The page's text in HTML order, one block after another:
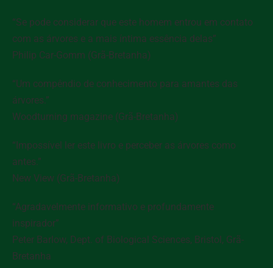
“Se pode considerar que este homem entrou em contato
com as árvores e a mais íntima essência delas”
Philip Car-Gomm (Grã-Bretanha)
“Um compêndio de conhecimento para amantes das
árvores.”
Woodturning magazine (Grã-Bretanha)
“Impossível ler este livro e perceber as árvores como
antes.”
New View (Grã-Bretanha)
“Agradavelmente informativo e profundamente
inspirador”
Peter Barlow, Dept. of Biological Sciences, Bristol, Grã-
Bretanha